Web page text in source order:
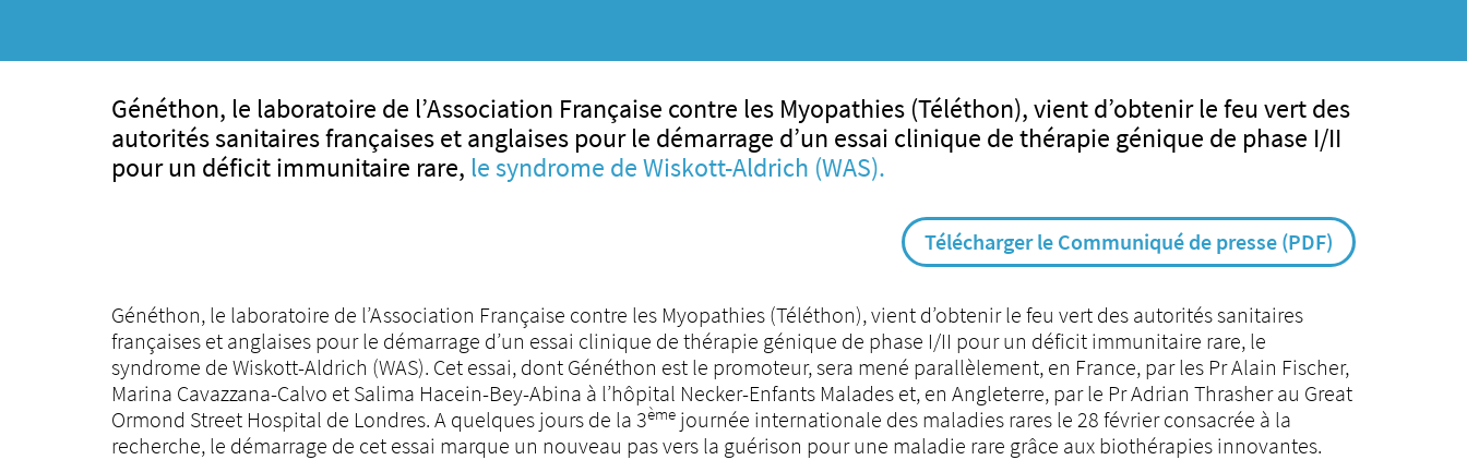
Généthon, le laboratoire de l’Association Française contre les Myopathies (Téléthon), vient d’obtenir le feu vert des
autorités sanitaires françaises et anglaises pour le démarrage d’un essai clinique de thérapie génique de phase I/II
pour un déficit immunitaire rare, le syndrome de Wiskott-Aldrich (WAS).
Télécharger le Communiqué de presse (PDF)
Généthon, le laboratoire de l’Association Française contre les Myopathies (Téléthon), vient d’obtenir le feu vert des autorités sanitaires
françaises et anglaises pour le démarrage d’un essai clinique de thérapie génique de phase I/II pour un déficit immunitaire rare, le
syndrome de Wiskott-Aldrich (WAS). Cet essai, dont Généthon est le promoteur, sera mené parallèlement, en France, par les Pr Alain Fischer,
Marina Cavazzana-Calvo et Salima Hacein-Bey-Abina à l’hôpital Necker-Enfants Malades et, en Angleterre, par le Pr Adrian Thrasher au Great
Ormond Street Hospital de Londres. A quelques jours de la 3ème journée internationale des maladies rares le 28 février consacrée à la
recherche, le démarrage de cet essai marque un nouveau pas vers la guérison pour une maladie rare grâce aux biothérapies innovantes.